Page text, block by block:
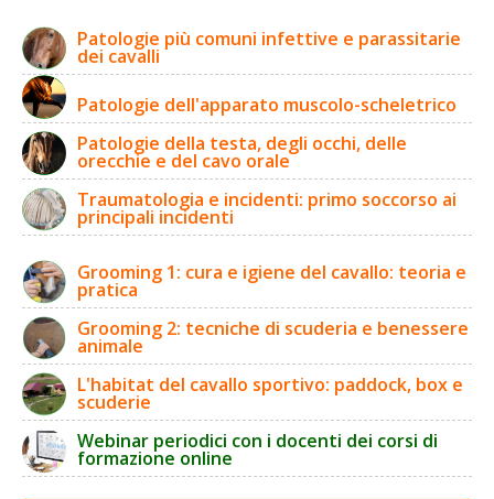
Patologie più comuni infettive e parassitarie
dei cavalli
Patologie dell'apparato muscolo-scheletrico
Patologie della testa, degli occhi, delle
orecchie e del cavo orale
Traumatologia e incidenti: primo soccorso ai
principali incidenti
Grooming 1: cura e igiene del cavallo: teoria e
pratica
Grooming 2: tecniche di scuderia e benessere
animale
L'habitat del cavallo sportivo: paddock, box e
scuderie
Webinar periodici con i docenti dei corsi di
formazione online